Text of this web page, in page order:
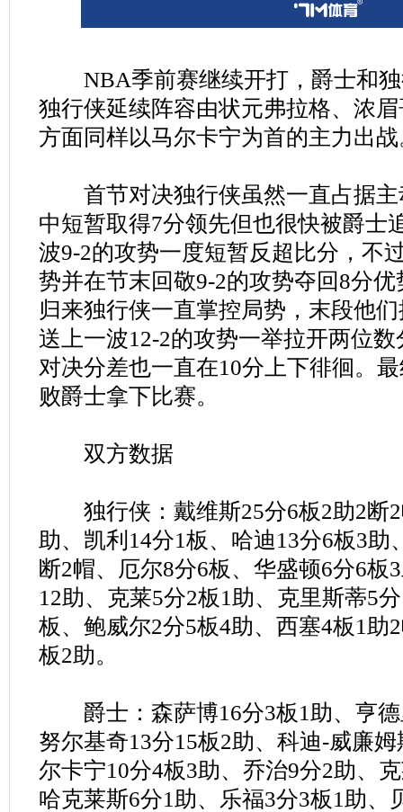
NBA季前赛继续开打，爵士和独
独行侠延续阵容由状元弗拉格、浓
方面同样以马尔卡宁为首的主力出
首节对决独行侠虽然一直占据主
中短暂取得7分领先但也很快被爵士
波9-2的攻势一度短暂反超比分，不
势并在节末回敬9-2的攻势夺回8分
归来独行侠一直掌控局势，末段他
送上一波12-2的攻势一举拉开两位
对决分差也一直在10分上下徘徊。
败爵士拿下比赛。
双方数据
独行侠：戴维斯25分6板2助2断2
助、凯利14分1板、哈迪13分6板3助
断2帽、厄尔8分6板、华盛顿6分6板
12助、克莱5分2板1助、克里斯蒂5
板、鲍威尔2分5板4助、西塞4板1助
板2助。
爵士：森萨博16分3板1助、亨德
努尔基奇13分15板2助、科迪-威廉
尔卡宁10分4板3助、乔治9分2助、
哈克莱斯6分1助、乐福3分3板1助、